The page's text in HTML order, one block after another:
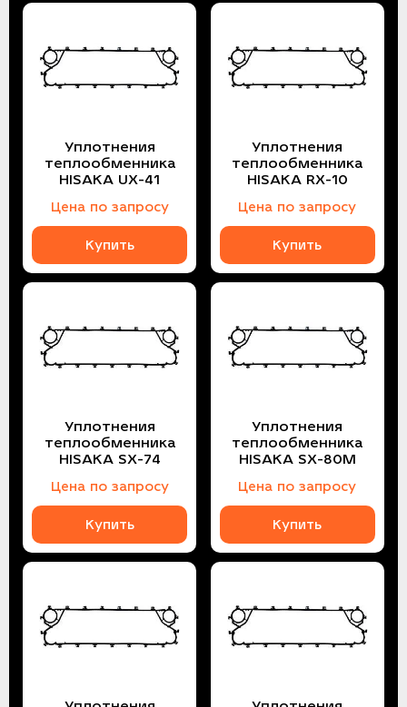
Уплотнения
теплообменника
HISAKA UX-41
Цена по запросу
Купить
Уплотнения
теплообменника
HISAKA RX-10
Цена по запросу
Купить
Уплотнения
теплообменника
HISAKA SX-74
Цена по запросу
Купить
Уплотнения
теплообменника
HISAKA SX-80M
Цена по запросу
Купить